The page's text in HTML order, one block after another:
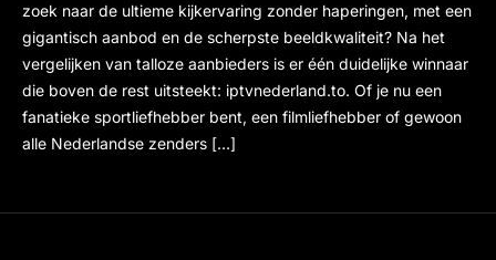
zoek naar de ultieme kijkervaring zonder haperingen, met een
gigantisch aanbod en de scherpste beeldkwaliteit? Na het
vergelijken van talloze aanbieders is er één duidelijke winnaar
die boven de rest uitsteekt: iptvnederland.to. Of je nu een
fanatieke sportliefhebber bent, een filmliefhebber of gewoon
alle Nederlandse zenders […]